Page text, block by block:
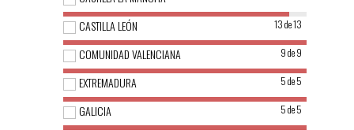
CASTILLA LEÓN 13 de 13
COMUNIDAD VALENCIANA 9 de 9
EXTREMADURA 5 de 5
GALICIA 5 de 5